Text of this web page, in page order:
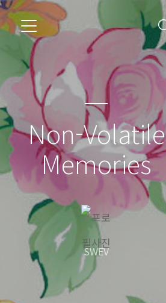
Non-Volatile
Memories
SWEV